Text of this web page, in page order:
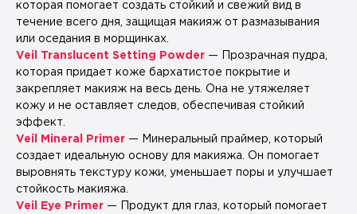
которая помогает создать стойкий и свежий вид в
течение всего дня, защищая макияж от размазывания
или оседания в морщинках.
Veil Translucent Setting Powder — Прозрачная пудра,
которая придает коже бархатистое покрытие и
закрепляет макияж на весь день. Она не утяжеляет
кожу и не оставляет следов, обеспечивая стойкий
эффект.
Veil Mineral Primer — Минеральный праймер, который
создает идеальную основу для макияжа. Он помогает
выровнять текстуру кожи, уменьшает поры и улучшает
стойкость макияжа.
Veil Eye Primer — Продукт для глаз, который помогает